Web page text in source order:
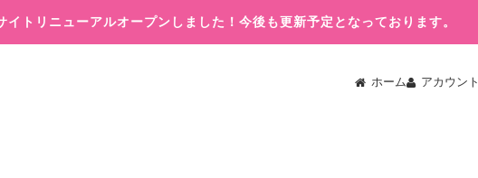
イトリニューアルオープンしました！今後も更新予定となっております。
ホーム アカウント